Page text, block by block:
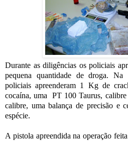
Durante as diligências os policiais
pequena quantidade de droga.
policiais apreenderam 1 Kg de
cocaína, uma
PT 100 Taurus,
calibre, uma balança de precisão e
espécie.
A pistola apreendida na operação